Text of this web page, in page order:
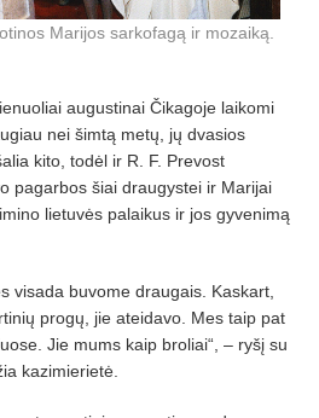
Marijos sarkofagą ir mozaiką.
augustinai Čikagoje laikomi
nei šimtą metų, jų dvasios
kito, todėl ir R. F. Prevost
pagarbos šiai draugystei ir Marijai
lietuvės palaikus ir jos gyvenimą
visada buvome draugais. Kaskart,
progų, jie ateidavo. Mes taip pat
Jie mums kaip broliai“, – ryšį su
kazimierietė.